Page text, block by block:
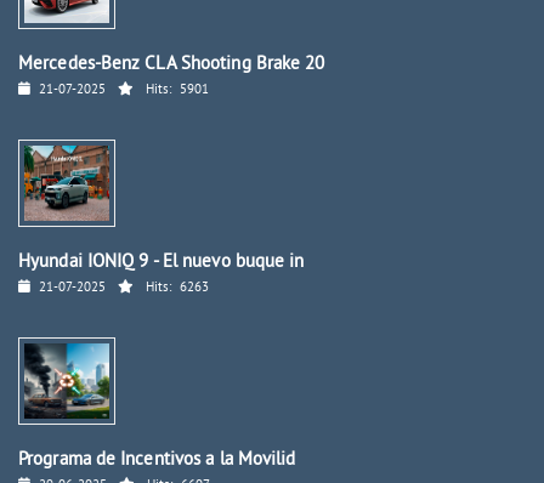
Mercedes-Benz CLA Shooting Brake 20
21-07-2025 Hits: 5901
Hyundai IONIQ 9 - El nuevo buque in
21-07-2025 Hits: 6263
Programa de Incentivos a la Movilid